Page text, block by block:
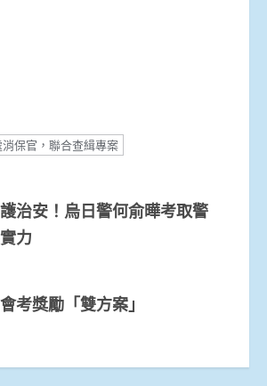
保官，聯合查緝專案
治安！烏日警何俞曄考取警
力
考獎勵「雙方案」